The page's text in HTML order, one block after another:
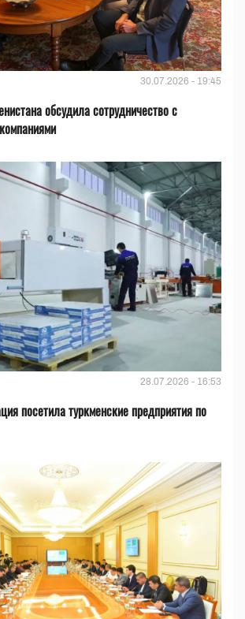
30.07.2026 - 19:45
обсудила сотрудничество с
28.07.2026 - 16:53
посетила туркменские предприятия по